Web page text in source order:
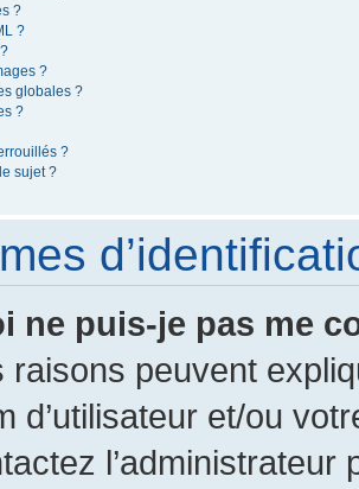
?
?
?
globales ?
?
?
sujet ?
ne puis-je pas me
raisons peuvent
d’utilisateur et/ou
l’administrateur